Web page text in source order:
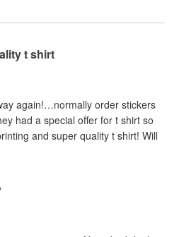
t shirt
again!…normally order stickers
had a special offer for t shirt so
and super quality t shirt! Will